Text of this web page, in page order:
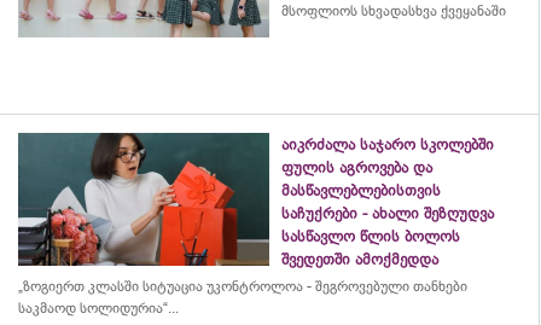
მსოფლიოს სხვადასხვა ქვეყანაში
აიკრძალა საჯარო სკოლებში
ფულის აგროვება და
მასწავლებლებისთვის
საჩუქრები - ახალი შეზღუდვა
სასწავლო წლის ბოლოს
შვედეთში ამოქმედდა
„ზოგიერთ კლასში სიტუაცია უკონტროლოა - შეგროვებული თანხები
საკმაოდ სოლიდურია“...